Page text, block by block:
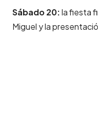
Sábado 20:la fiesta
Miguel y la